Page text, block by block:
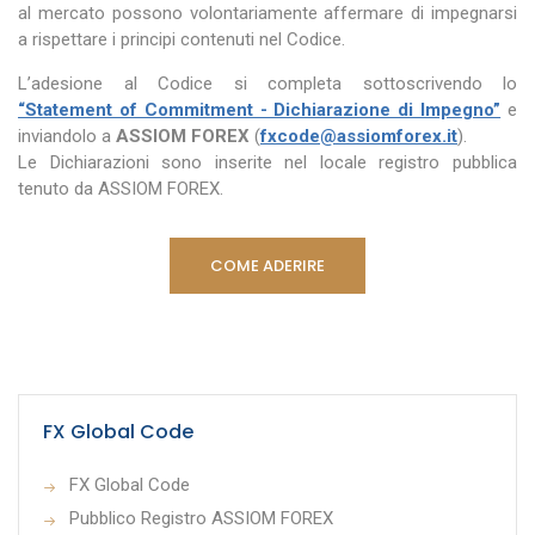
al mercato possono volontariamente affermare di impegnarsi
a rispettare i principi contenuti nel Codice.
L’adesione al Codice si completa sottoscrivendo lo
“Statement of Commitment - Dichiarazione di Impegno” e
inviandolo a ASSIOM FOREX (fxcode@assiomforex.it).
Le Dichiarazioni sono inserite nel locale registro pubblica
tenuto da ASSIOM FOREX.
COME ADERIRE
FX Global Code
FX Global Code
Pubblico Registro ASSIOM FOREX